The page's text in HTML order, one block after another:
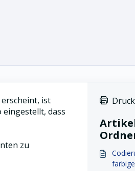
ist
eingestellt, dass
zu